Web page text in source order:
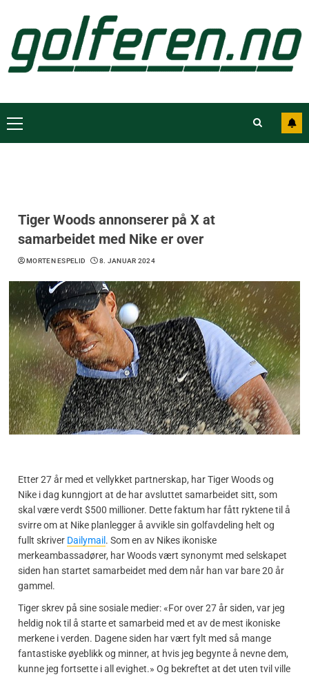
Tiger Woods annonserer på X at
samarbeidet med Nike er over
MORTEN ESPELID 8. JANUAR 2024
Etter 27 år med et vellykket partnerskap, har Tiger Woods og
Nike i dag kunngjort at de har avsluttet samarbeidet sitt, som
skal være verdt $500 millioner. Dette faktum har fått ryktene til å
svirre om at Nike planlegger å avvikle sin golfavdeling helt og
fullt skriver Dailymail . Som en av Nikes ikoniske
merkeambassadører, har Woods vært synonymt med selskapet
siden han startet samarbeidet med dem når han var bare 20 år
gammel.
Tiger skrev på sine sosiale medier: «For over 27 år siden, var jeg
heldig nok til å starte et samarbeid med et av de mest ikoniske
merkene i verden. Dagene siden har vært fylt med så mange
fantastiske øyeblikk og minner, at hvis jeg begynte å nevne dem,
kunne jeg fortsette i all evighet.» Og bekreftet at det uten tvil ville